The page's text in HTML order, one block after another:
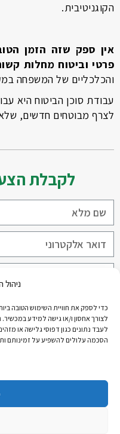
לצורך אחסון ו/או גישה למידע
לעבד נתונים כגון דפוסי גלישה או
הסכמה עלולים להשפיע על זמינותם
הקוגניטיבית.
אין ספק שזה הזמן
פרטי וביטוח מחלות
והכלכליים של המשפחה
עבודת סוכן הביטוח היא
לצרף מבוטחים חדשים, שלא
לקבלת
קראתי ואני מאשר/ת את
שליחה